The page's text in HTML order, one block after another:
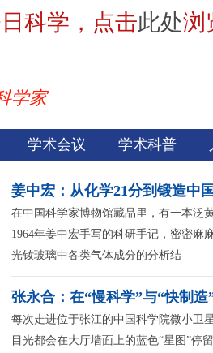
科学，点击此处浏
学家
学术会议 学术科普
姜中宏：从化学21分到锻造中
在中国科学家博物馆藏品里，有一本泛
1964年姜中宏手写的科研手记，密密麻
光钕玻璃中各类气体成分的分析结
张永合：在“慢科学”与“快制造
每次走进位于张江的中国科学院微小卫
目光都会在大厅墙面上的蓝色“星图”